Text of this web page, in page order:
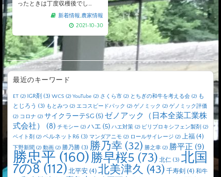
ったときは丁度収穫後でし…
新着情報,農家情報
2021-10-30
最近のキーワード
ET (2) IGR剤 (3) WCS (2) YouTube (2) さくら市 (2) とちぎの和牛を考える会 (2) も
とじろう (3) もとみつ (2) エコスピードパック (2) ゲノミック (2) ゲノミック評価
(2) コロナ (2) サイクラーテSG(5) ゼノアック（日本全薬工業株
式会社）
(8) チモシー (2) ハエ (5) ハエ対策 (2) ピリプロキシフェン製剤 (2)
ベイト剤 (2) ペルネットR6 (3) マンダアニモ (2) ロールサイレージ (2) 上福 (4)
下野新聞 (2) 動画 (2) 勝乃勝 (3) 勝乃幸 (32) 勝之幸 (2) 勝平正 (9)
勝忠平 (160)勝早桜5 (73) 北仁 (3) 北国
7の8 (112) 北平安 (4) 北美津久 (43) 千寿剣 (4) 和牛